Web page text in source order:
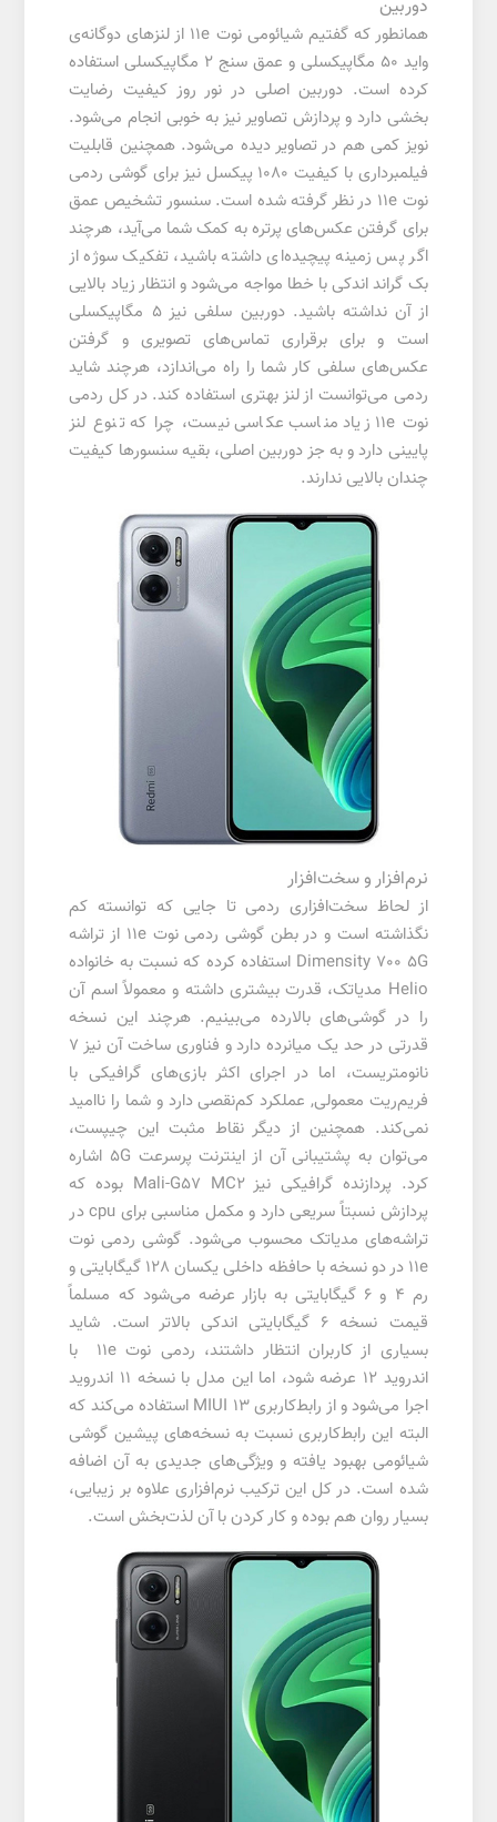
دوربین
همانطور که گفتیم شیائومی نوت 11e از لنزهای دوگانه‌ی
واید 50 مگاپیکسلی و عمق سنج 2 مگاپیکسلی استفاده
کرده است. دوربین اصلی در نور روز کیفیت رضایت
بخشی دارد و پردازش تصاویر نیز به خوبی انجام می‌شود.
نویز کمی هم در تصاویر دیده می‌شود. همچنین قابلیت
فیلمبرداری با کیفیت 1080 پیکسل نیز برای گوشی ردمی
نوت 11e در نظر گرفته شده است. سنسور تشخیص عمق
برای گرفتن عکس‌های پرتره به کمک شما می‌آید، هرچند
اگر پس زمینه پیچیده‌ای داشته باشید، تفکیک سوژه از
بک گراند اندکی با خطا مواجه می‌شود و انتظار زیاد بالایی
از آن نداشته باشید. دوربین سلفی نیز 5 مگاپیکسلی
است و برای برقراری تماس‌های تصویری و گرفتن
عکس‌های سلفی کار شما را راه می‌اندازد، هرچند شاید
ردمی می‌توانست از لنز بهتری استفاده کند. در کل ردمی
نوت 11e زیاد مناسب عکاسی نیست، چرا که تنوع لنز
پایینی دارد و به جز دوربین اصلی، بقیه سنسورها کیفیت
چندان بالایی ندارند.
نرم‌افزار و سخت‌افزار
از لحاظ سخت‌افزاری ردمی تا جایی که توانسته کم
نگذاشته است و در بطن گوشی ردمی نوت 11e از تراشه
Dimensity 700 5G استفاده کرده که نسبت به خانواده
Helio مدیاتک، قدرت بیشتری داشته و معمولاً اسم آن
را در گوشی‌های بالارده می‌بینیم. هرچند این نسخه
قدرتی در حد یک میانرده دارد و فناوری ساخت آن نیز 7
نانومتریست، اما در اجرای اکثر بازی‌های گرافیکی با
فریم‌ریت معمولی, عملکرد کم‌نقصی دارد و شما را ناامید
نمی‌کند. همچنین از دیگر نقاط مثبت این چیپست،
می‌توان به پشتیبانی آن از اینترنت پرسرعت 5G اشاره
کرد. پردازنده گرافیکی نیز Mali-G57 MC2 بوده که
پردازش نسبتاً سریعی دارد و مکمل مناسبی برای cpu در
تراشه‌های مدیاتک محسوب می‌شود. گوشی ردمی نوت
11e در دو نسخه با حافظه داخلی یکسان 128 گیگابایتی و
رم 4 و 6 گیگابایتی به بازار عرضه می‌شود که مسلماً
قیمت نسخه 6 گیگابایتی اندکی بالاتر است. شاید
بسیاری از کاربران انتظار داشتند، ردمی نوت 11e با
اندروید 12 عرضه شود، اما این مدل با نسخه 11 اندروید
اجرا می‌شود و از رابط‌کاربری MIUI 13 استفاده می‌کند که
البته این رابط‌کاربری نسبت به نسخه‌های پیشین گوشی
شیائومی بهبود یافته و ویژگی‌های جدیدی به آن اضافه
شده است. در کل این ترکیب نرم‌افزاری علاوه بر زیبایی،
بسیار روان هم بوده و کار کردن با آن لذت‌بخش است.